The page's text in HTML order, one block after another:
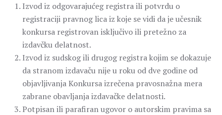
Izvod iz odgovarajućeg registra ili potvrdu o
registraciji pravnog lica iz koje se vidi da je učesnik
konkursa registrovan isključivo ili pretežno za
izdavčku delatnost.
Izvod iz sudskog ili drugog registra kojim se dokazuje
da stranom izdavaču nije u roku od dve godine od
objavljivanja Konkursa izrečena pravosnažna mera
zabrane obavljanja izdavačke delatnosti.
Potpisan ili parafiran ugovor o autorskim pravima sa